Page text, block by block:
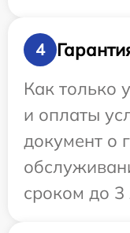
4
Как только
и оплаты
документ о
сроком до 3